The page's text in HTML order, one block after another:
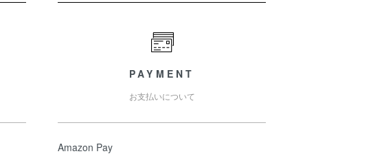
PAYMENT
お支払いについて
Amazon Pay